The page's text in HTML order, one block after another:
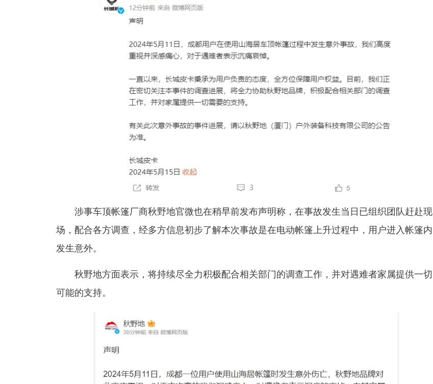
涉事车顶帐篷厂商秋野地官微也在稍早前发布声明称，在事故发生当日已组织团队赶赴现
场，配合各方调查，经多方信息初步了解本次事故是在电动帐篷上升过程中，用户进入帐篷内
发生意外。
秋野地方面表示，将持续尽全力积极配合相关部门的调查工作，并对遇难者家属提供一切
可能的支持。